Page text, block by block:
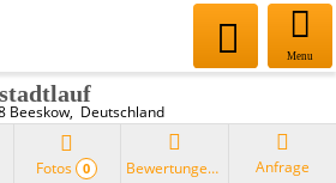
Menu
Beeskow Deutschland
Fotos 0 Bewertungen Anfrage